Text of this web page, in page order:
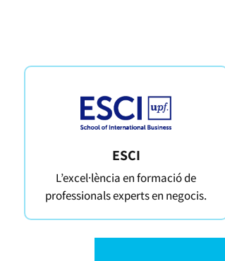
ESCI
L’excel·lència en formació de
professionals experts en negocis.